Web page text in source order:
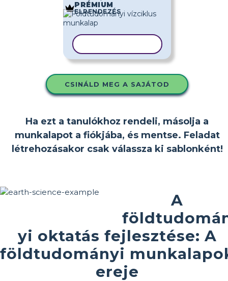
PRÉMIUM
ELRENDEZÉS
CSINÁLD MEG A SAJÁTOD
Ha ezt a tanulókhoz rendeli, másolja a
munkalapot a fiókjába, és mentse. Feladat
létrehozásakor csak válassza ki sablonként!
A
yi oktatás fejlesztése: A
földtudományi
ereje